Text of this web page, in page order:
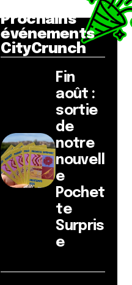
Prochains
événements
CityCrunch
Fin
août :
sortie
de
notre
nouvell
e
Pochet
te
Surpris
e